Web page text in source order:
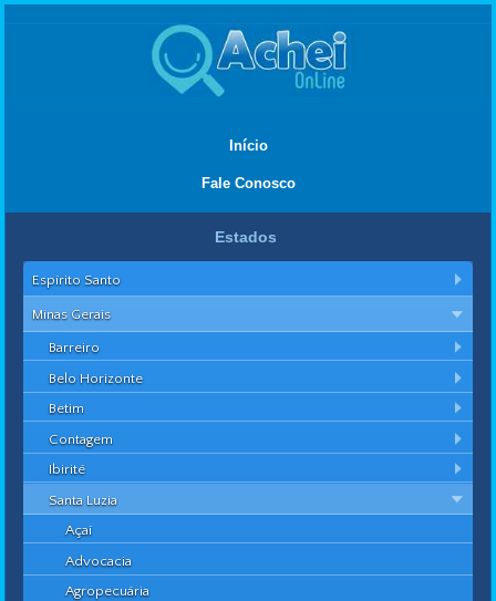
Início
Fale Conosco
Estados
Espírito Santo
Minas Gerais
Barreiro
Belo Horizonte
Betim
Contagem
Ibirité
Santa Luzia
Açaí
Advocacia
Agropecuária